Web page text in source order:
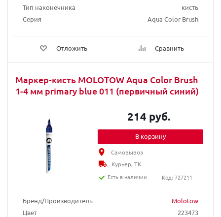
Тип наконечника
кисть
Серия
Aqua Color Brush
Отложить Сравнить
Маркер-кисть MOLOTOW Aqua Color Brush
1-4 мм primary blue 011 (первичный синий)
Бренд/Производитель
Molotow
Цвет
223473
214 руб.
В корзину
Самовывоз
Курьер, ТК
Есть в наличии
Код: 727211